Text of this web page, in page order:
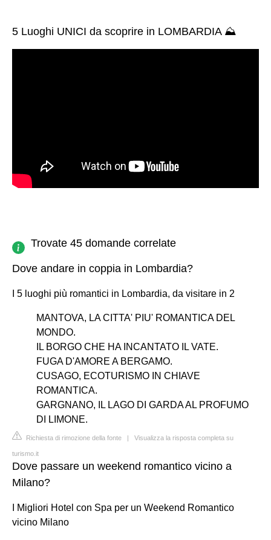
5 Luoghi UNICI da scoprire in LOMBARDIA ⛰
Trovate 45 domande correlate
Dove andare in coppia in Lombardia?
I 5 luoghi più romantici in Lombardia, da visitare in 2
MANTOVA, LA CITTA' PIU' ROMANTICA DEL
MONDO.
IL BORGO CHE HA INCANTATO IL VATE.
FUGA D'AMORE A BERGAMO.
CUSAGO, ECOTURISMO IN CHIAVE
ROMANTICA.
GARGNANO, IL LAGO DI GARDA AL PROFUMO
DI LIMONE.
Richiesta di rimozione della fonte | Visualizza la risposta completa su
turismo.it
Dove passare un weekend romantico vicino a
Milano?
I Migliori Hotel con Spa per un Weekend Romantico
vicino Milano